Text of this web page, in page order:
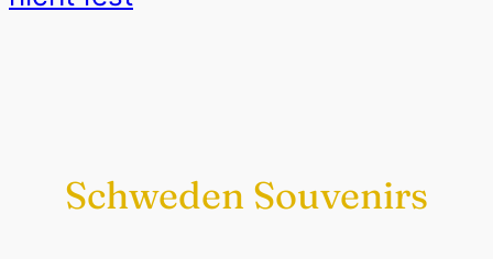
Schweden Souvenirs